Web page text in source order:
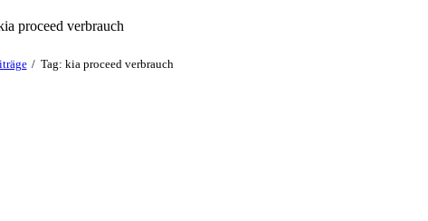
proceed verbrauch
Tag: kia proceed verbrauch